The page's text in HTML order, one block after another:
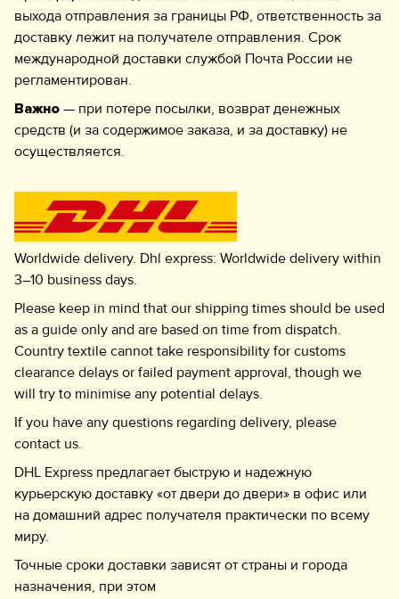
выхода отправления за границы РФ, ответственность за
доставку лежит на получателе отправления. Срок
международной доставки службой Почта России не
регламентирован.
Важно — при потере посылки, возврат денежных
средств (и за содержимое заказа, и за доставку) не
осуществляется.
Worldwide delivery. Dhl express: Worldwide delivery within
3–10 business days.
Please keep in mind that our shipping times should be used
as a guide only and are based on time from dispatch.
Country textile cannot take responsibility for customs
clearance delays or failed payment approval, though we
will try to minimise any potential delays.
If you have any questions regarding delivery, please
contact us.
DHL Express предлагает быструю и надежную
курьерскую доставку «от двери до двери» в офис или
на домашний адрес получателя практически по всему
миру.
Точные сроки доставки зависят от страны и города
назначения, при этом